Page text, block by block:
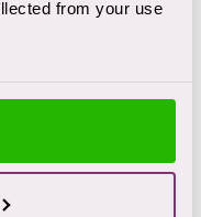
from your use